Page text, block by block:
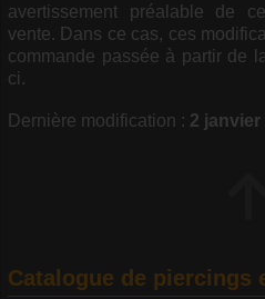
avertissement préalable de
vente. Dans ce cas, ces
commande passée à partir de
ci.
Dernière modification : 2 janvier
Catalogue de piercings